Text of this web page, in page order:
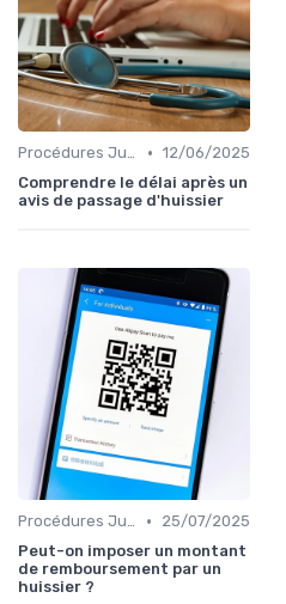
Procédures Judiciaires et Contentieuses • 12/06/2025
Comprendre le délai après un
avis de passage d'huissier
Procédures Judiciaires et Contentieuses •
25/07/2025
Peut-on imposer un montant
de remboursement par un
huissier ?